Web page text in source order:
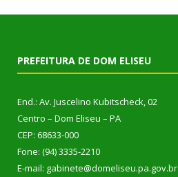
PREFEITURA DE DOM ELISEU
End.: Av. Juscelino Kubitscheck, 02
Centro – Dom Eliseu – PA
CEP: 68633-000
Fone: (94) 3335-2210
E-mail: gabinete@domeliseu.pa.gov.br